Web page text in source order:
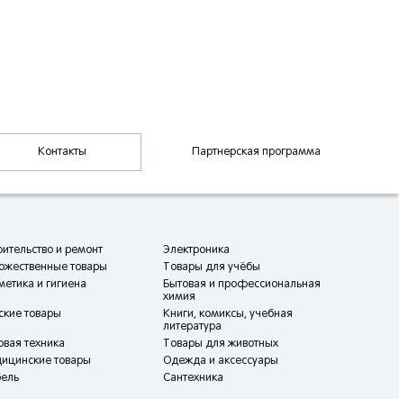
Контакты Партнерская программа
и ремонт
Электроника
товары
Товары для учёбы
и гигиена
Бытовая и профессиональная
химия
товары
Книги, комиксы, учебная
литература
техника
Товары для животных
товары
Одежда и аксессуары
Сантехника